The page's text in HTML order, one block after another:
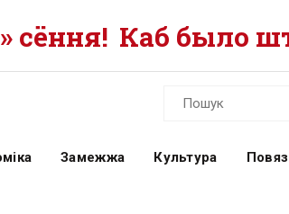
сёння! Каб было
Замежжа Культура